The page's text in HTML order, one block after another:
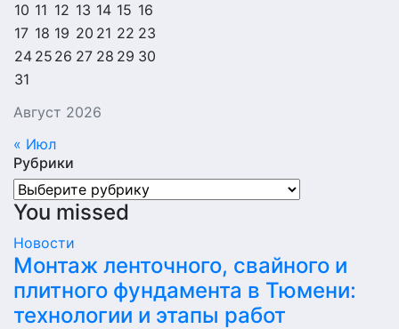
Август 2026
10 11 12 13 14 15 16
17 18 19 20 21 22 23
24 25 26 27 28 29 30
31
« Июл
Рубрики
Рубрики
You missed
Новости
Монтаж ленточного, свайного и
плитного фундамента в Тюмени:
технологии и этапы работ